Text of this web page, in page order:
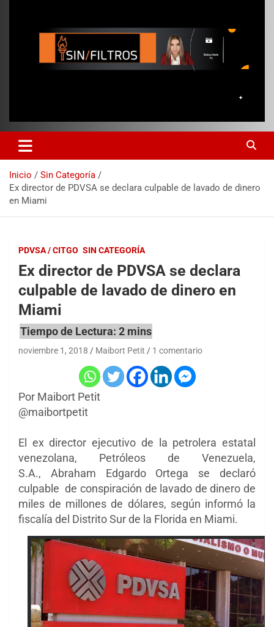
Inicio
Sin Categoría
Ex director de PDVSA se declara culpable de lavado de dinero
en Miami
PDVSA / CITGO SIN CATEGORÍA
Ex director de PDVSA se declara
culpable de lavado de dinero en
Miami
noviembre 1, 2018 Maibort Petit 1 comentario
Por Maibort Petit
@maibortpetit
El ex director ejecutivo de la petrolera estatal
venezolana, Petróleos de Venezuela,
S.A., Abraham Edgardo Ortega se declaró
culpable de conspiración de lavado de dinero de
miles de millones de dólares, según informó la
fiscalía del Distrito Sur de la Florida en Miami.